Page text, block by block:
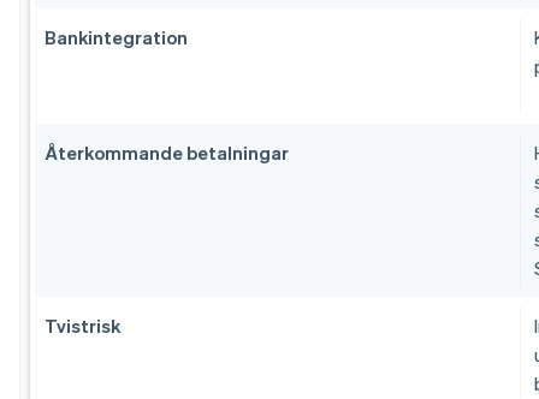
Bankintegration
Återkommande betalningar
Tvistrisk